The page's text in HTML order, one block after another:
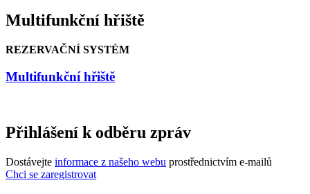
Multifunkční hřiště
REZERVAČNÍ SYSTÉM
Multifunkční hřiště
Přihlášení k odběru zpráv
Dostávejte informace z našeho webu prostřednictvím e-mailů
Chci se zaregistrovat